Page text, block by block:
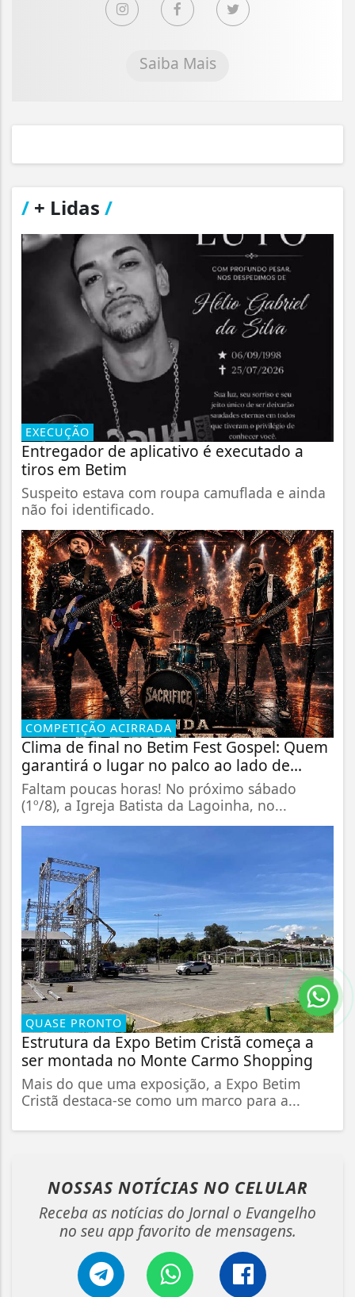
Saiba Mais
/ + Lidas /
EXECUÇÃO
Entregador de aplicativo é executado a
tiros em Betim
Suspeito estava com roupa camuflada e ainda
não foi identificado.
COMPETIÇÃO ACIRRADA
Clima de final no Betim Fest Gospel: Quem
garantirá o lugar no palco ao lado de...
Faltam poucas horas! No próximo sábado
(1º/8), a Igreja Batista da Lagoinha, no...
QUASE PRONTO
Estrutura da Expo Betim Cristã começa a
ser montada no Monte Carmo Shopping
Mais do que uma exposição, a Expo Betim
Cristã destaca-se como um marco para a...
NOSSAS NOTÍCIAS NO CELULAR
Receba as notícias do Jornal o Evangelho
no seu app favorito de mensagens.